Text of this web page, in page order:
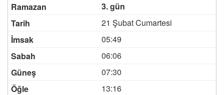
3. gün
21 Şubat Cumartesi
05:49
06:06
07:30
13:16